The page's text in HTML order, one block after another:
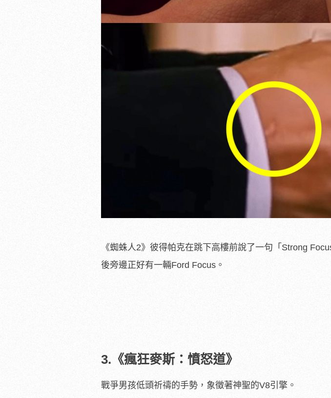
《蜘蛛人2》彼得帕克在跳下高樓前說了一句「Strong
後旁邊正好有一輛Ford Focus。
3.《瘋狂麥斯：憤怒道》
戰爭男孩低頭祈禱的手勢，象徵著神聖的V8引擎。